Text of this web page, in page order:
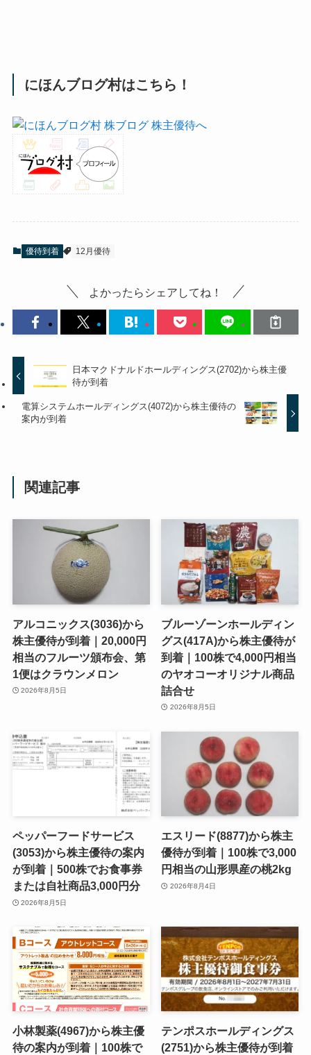
にほんブログ村はこちら！
優待到着 12月優待
よかったらシェアしてね！
日本マクドナルドホールディングス(2702)から株主優
待が到着
電算システムホールディングス(4072)から株主優待の
案内が到着
関連記事
アルコニックス(3036)から
株主優待が到着｜20,000円
相当のフルーツ頒布会、第
1便はクラウンメロン
2026年8月5日
ブルーゾーンホールディン
グス(417A)から株主優待が
到着｜100株で4,000円相当
のヤオコーオリジナル商品
詰合せ
2026年8月5日
ペッパーフードサービス
(3053)から株主優待の案内
が到着｜500株でお食事券
または自社商品3,000円分
2026年8月5日
エスリード(8877)から株主
優待が到着｜100株で3,000
円相当の山形県産の桃2kg
2026年8月4日
小林製薬(4967)から株主優
待の案内が到着｜100株で
テンポスホールディングス
(2751)から株主優待が到着